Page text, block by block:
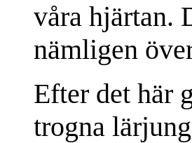
våra hjärtan.
nämligen
Efter det här
trogna